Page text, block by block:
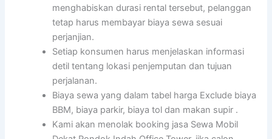
menghabiskan durasi rental tersebut, pelanggan
tetap harus membayar biaya sewa sesuai
perjanjian.
Setiap konsumen harus menjelaskan informasi
detil tentang lokasi penjemputan dan tujuan
perjalanan.
Biaya sewa yang dalam tabel harga Exclude biaya
BBM, biaya parkir, biaya tol dan makan supir .
Kami akan menolak booking jasa Sewa Mobil